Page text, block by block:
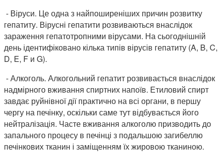
- Віруси. Це одна з найпоширеніших причин розвитку
гепатиту. Вірусні гепатити розвиваються внаслідок
зараження гепатотропними вірусами. На сьогоднішній
день ідентифіковано кілька типів вірусів гепатиту (A, B, C,
D, E, F и G).
- Алкоголь. Алкогольний гепатит розвивається внаслідок
надмірного вживання спиртних напоїв. Етиловий спирт
завдає руйнівної дії практично на всі органи, в першу
чергу на печінку, оскільки саме тут відбувається його
нейтралізація. Часте вживання алкоголю призводить до
запального процесу в печінці з подальшою загибеллю
печінкових тканин і заміщенням їх жировою тканиною.